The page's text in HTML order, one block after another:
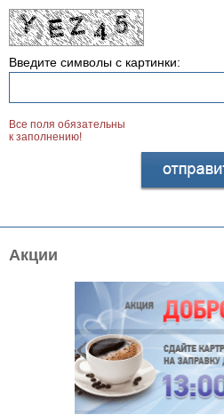
Акции
Введите символы с картинки:
Все поля обязательны
к заполнению!